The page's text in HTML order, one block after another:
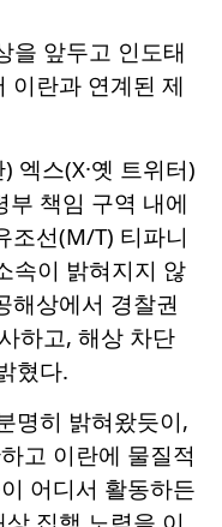
을 앞두고 인도태
이란과 연계된 제
엑스(X·옛 트위터)
책임 구역 내에
조선(M/T) 티파니
속이 밝혀지지 않
해상에서 경찰권
하고, 해상 차단
혔다.
명히 밝혀왔듯이,
고 이란에 물질적
어디서 활동하든